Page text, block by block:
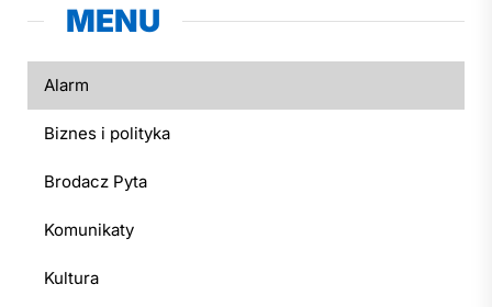
MENU
Alarm
Biznes i polityka
Brodacz Pyta
Komunikaty
Kultura